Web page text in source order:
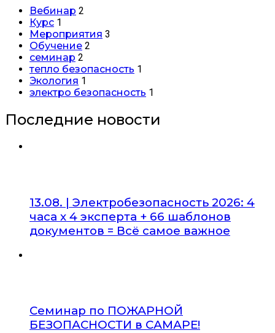
Вебинар 2
Курс 1
Мероприятия 3
Обучение 2
семинар 2
тепло безопасность 1
Экология 1
электро безопасность 1
Последние новости
13.08. | Электробезопасность 2026: 4
часа х 4 эксперта + 66 шаблонов
документов = Всё самое важное
Семинар по ПОЖАРНОЙ
БЕЗОПАСНОСТИ в САМАРЕ!